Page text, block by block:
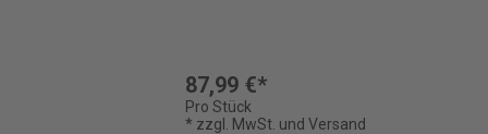
87,99 €*
Pro Stück
* zzgl. MwSt. und Versand